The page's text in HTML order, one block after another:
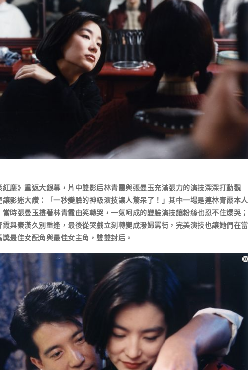
紅塵》重返大銀幕，片中雙影后林青霞與張曼玉充滿張力的演技深深打動觀
讓影迷大讚：「一秒變臉的神級演技讓人驚呆了！」其中一場是連林青霞本人
時張曼玉摟著林青霞由笑轉哭，一氣呵成的變臉演技讓粉絲也忍不住爆哭；
霞與秦漢久別重逢，最後從哭戲立刻轉變成潑婦罵街，完美演技也讓她們在當
最佳女配角與最佳女主角，雙雙封后。